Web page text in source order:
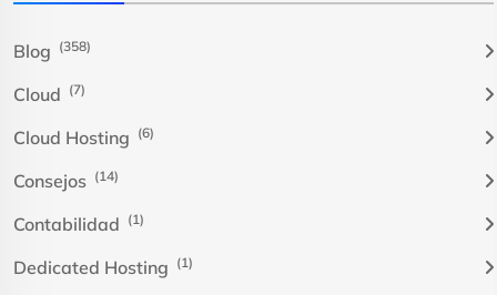
Blog (358)
Cloud (7)
Cloud Hosting (6)
Consejos (14)
Contabilidad (1)
Dedicated Hosting (1)